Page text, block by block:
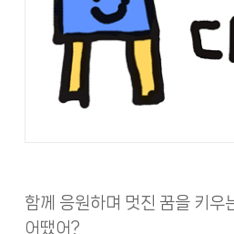
함께 응원하며 멋진 꿈을 키우
어땠어?